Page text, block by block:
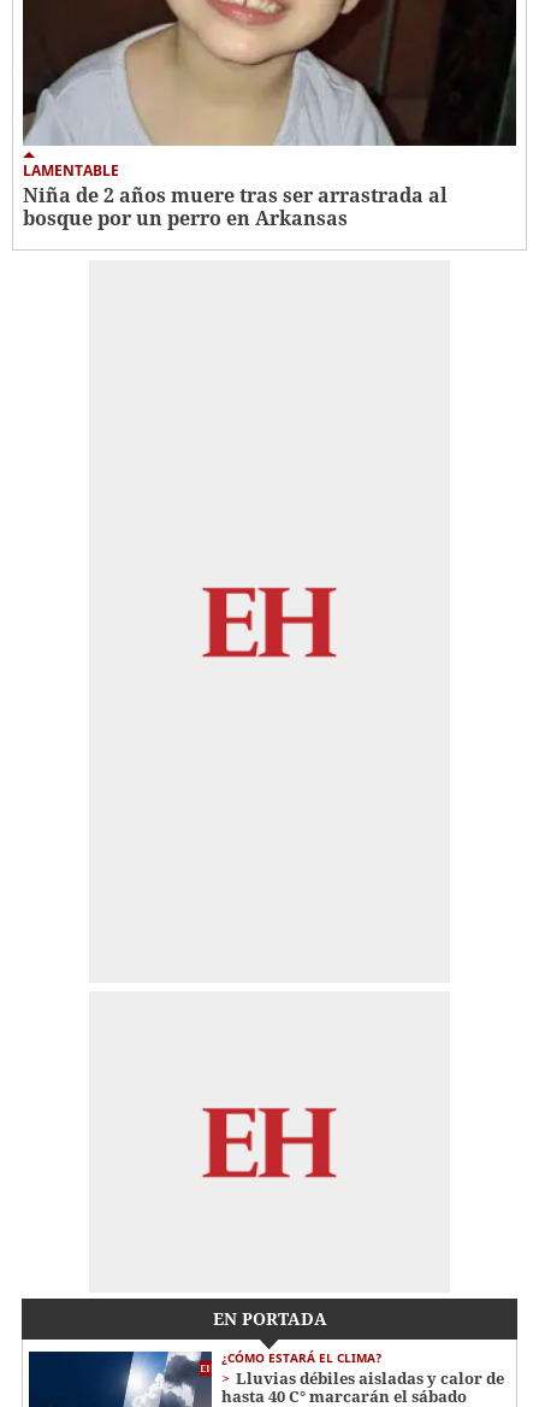
LAMENTABLE
Niña de 2 años muere tras ser arrastrada al
bosque por un perro en Arkansas
EN PORTADA
¿CÓMO ESTARÁ EL CLIMA?
Lluvias débiles aisladas y calor de
hasta 40 C° marcarán el sábado